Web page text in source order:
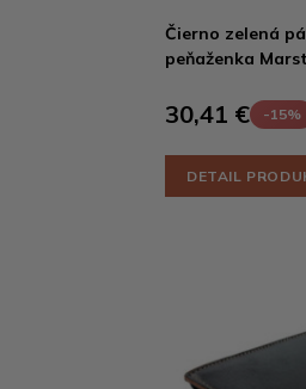
Čierno zelená
peňaženka
30,41 € -15%
DETAIL